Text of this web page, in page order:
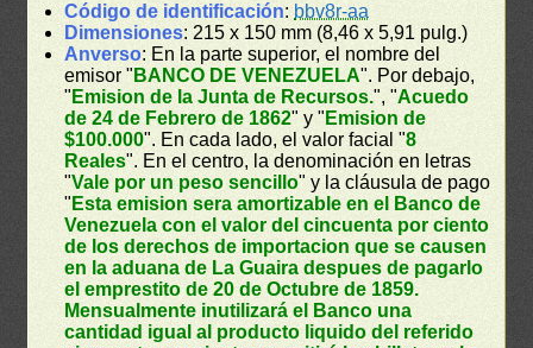
Código de identificación: bbv8r-aa
Dimensiones: 215 x 150 mm (8,46 x 5,91 pulg.)
Anverso: En la parte superior, el nombre del
emisor " BANCO DE VENEZUELA". Por debajo,
" Emision de la Junta de Recursos.", "Acuedo
de 24 de Febrero de 1862" y " Emision de
$100.000". En cada lado, el valor facial "8
Reales". En el centro, la denominación en letras
"Vale por un peso sencillo" y la cláusula de pago
" Esta emision sera amortizable en el Banco de
Venezuela con el valor del cincuenta por ciento
de los derechos de importacion que se causen
en la aduana de La Guaira despues de pagarlo
el emprestito de 20 de Octubre de 1859.
Mensualmente inutilizará el Banco una
cantidad igual al producto liquido del referido